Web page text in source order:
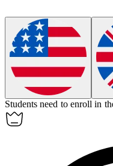
Students need to enroll in